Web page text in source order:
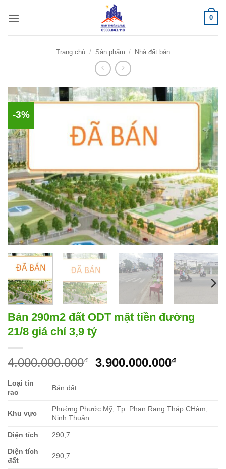
qua
0
Trang chủ / Sản phẩm / Nhà đất bán
-3%
Bán 290m2 đất ODT mặt tiền đường
21/8 giá chỉ 3,9 tỷ
4.000.000.000₫
Giá
3.900.000.000₫Giá
Loại tin
rao
Bán đất
Khu vực
Phường Phước Mỹ, Tp. Phan Rang Tháp CHàm,
Ninh Thuận
Diện tích 290,7
Diện tích
đất
290,7